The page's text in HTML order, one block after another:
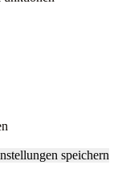
speichern